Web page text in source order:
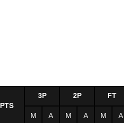
PTS
3P 2P FT
M A M A M A